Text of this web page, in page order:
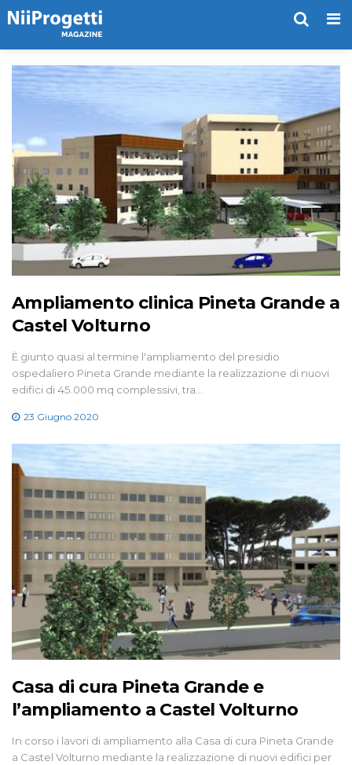
Ampliamento clinica Pineta Grande a
Castel Volturno
È giunto quasi al termine l'ampliamento del presidio
ospedaliero Pineta Grande mediante la realizzazione di nuovi
edifici di 45.000 mq complessivi, tra…
23 Giugno 2020
Casa di cura Pineta Grande e
l’ampliamento a Castel Volturno
In corso i lavori di ampliamento alla Casa di cura Pineta Grande
a Castel Volturno mediante la realizzazione di nuovi edifici per